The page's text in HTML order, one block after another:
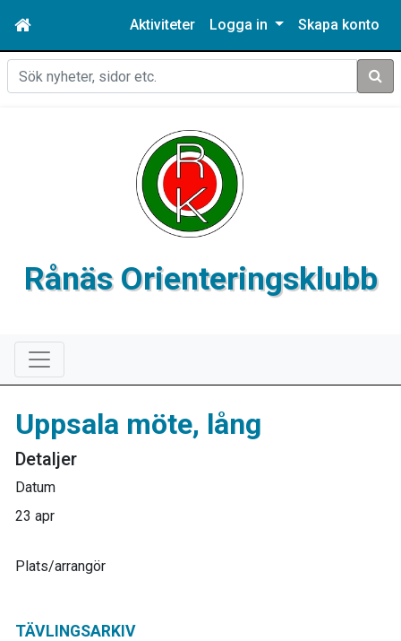
Aktiviteter Logga in Skapa konto
Sök
Rånäs Orienteringsklubb
TÄVLINGSARKIV
Uppsala möte, lång
Detaljer
Datum
23 apr
Plats/arrangör